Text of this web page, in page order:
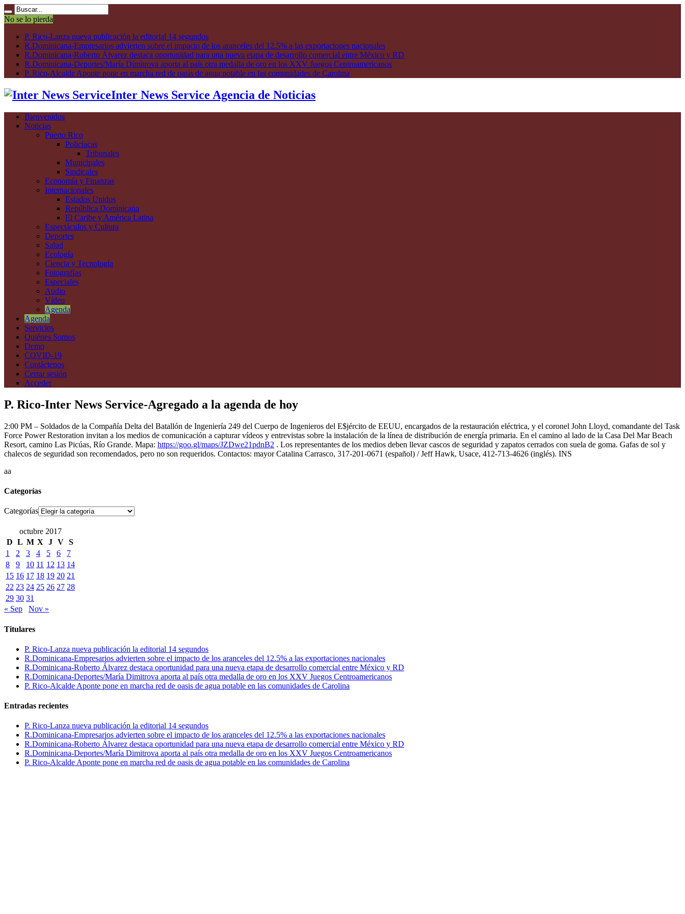
No se lo pierda
P. Rico-Lanza nueva publicación la editorial 14 segundos
R.Dominicana-Empresarios advierten sobre el impacto de los aranceles del 12.5% a las exportaciones nacionales
R.Dominicana-Roberto Álvarez destaca oportunidad para una nueva etapa de desarrollo comercial entre México y RD
R.Dominicana-Deportes/María Dimitrova aporta al país otra medalla de oro en los XXV Juegos Centroamericanos
P. Rico-Alcalde Aponte pone en marcha red de oasis de agua potable en las comunidades de Carolina
Inter News Service Agencia de Noticias
Bienvenidos
Noticias
Puerto Rico
Policiacas
Tribunales
Municipales
Sindicales
Economía y Finanzas
Internacionales
Estados Unidos
República Dominicana
El Caribe y América Latina
Espectáculos y Cultura
Deportes
Salud
Ecología
Ciencia y Tecnología
Fotografías
Especiales
Audio
Vídeo
Agenda
Agenda
Servicios
Quiénes Somos
Demo
COVID-19
Contáctenos
Cerrar sesión
Acceder
P. Rico-Inter News Service-Agregado a la agenda de hoy
2:00 PM – Soldados de la Compañía Delta del Batallón de Ingeniería 249 del Cuerpo de Ingenieros del E$jército de EEUU, encargados de la restauración eléctrica, y el coronel John Lloyd, comandante del Task
Force Power Restoration invitan a los medios de comunicación a capturar vídeos y entrevistas sobre la instalación de la línea de distribución de energía primaria. En el camino al lado de la Casa Del Mar Beach
Resort, camino Las Picúas, Río Grande. Mapa: https://goo.gl/maps/JZDwe21pdnB2 . Los representantes de los medios deben llevar cascos de seguridad y zapatos cerrados con suela de goma. Gafas de sol y
chalecos de seguridad son recomendados, pero no son requeridos. Contactos: mayor Catalina Carrasco, 317-201-0671 (español) / Jeff Hawk, Usace, 412-713-4626 (inglés). INS
aa
Categorías
Categorías
octubre 2017
D L M X J V S
1
2 3 4 5 6
7
8
9 10 11 12 13 14
15 16 17 18 19 20 21
22 23 24 25 26 27 28
29 30 31
« Sep
Nov »
Titulares
P. Rico-Lanza nueva publicación la editorial 14 segundos
R.Dominicana-Empresarios advierten sobre el impacto de los aranceles del 12.5% a las exportaciones nacionales
R.Dominicana-Roberto Álvarez destaca oportunidad para una nueva etapa de desarrollo comercial entre México y RD
R.Dominicana-Deportes/María Dimitrova aporta al país otra medalla de oro en los XXV Juegos Centroamericanos
P. Rico-Alcalde Aponte pone en marcha red de oasis de agua potable en las comunidades de Carolina
Entradas recientes
P. Rico-Lanza nueva publicación la editorial 14 segundos
R.Dominicana-Empresarios advierten sobre el impacto de los aranceles del 12.5% a las exportaciones nacionales
R.Dominicana-Roberto Álvarez destaca oportunidad para una nueva etapa de desarrollo comercial entre México y RD
R.Dominicana-Deportes/María Dimitrova aporta al país otra medalla de oro en los XXV Juegos Centroamericanos
P. Rico-Alcalde Aponte pone en marcha red de oasis de agua potable en las comunidades de Carolina